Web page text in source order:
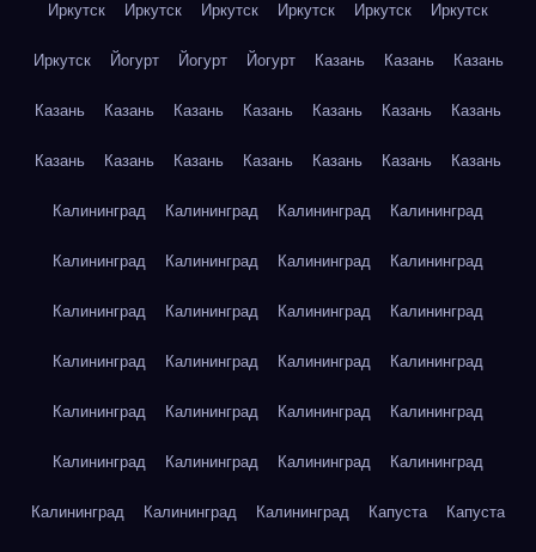
Иркутск Иркутск Иркутск Иркутск Иркутск Иркутск
Иркутск Йогурт Йогурт Йогурт Казань Казань Казань
Казань Казань Казань Казань Казань Казань Казань
Казань Казань Казань Казань Казань Казань Казань
Калининград Калининград Калининград Калининград
Калининград Калининград Калининград Калининград
Калининград Калининград Калининград Калининград
Калининград Калининград Калининград Калининград
Калининград Калининград Калининград Калининград
Калининград Калининград Калининград Калининград
Калининград Калининград Калининград Капуста Капуста